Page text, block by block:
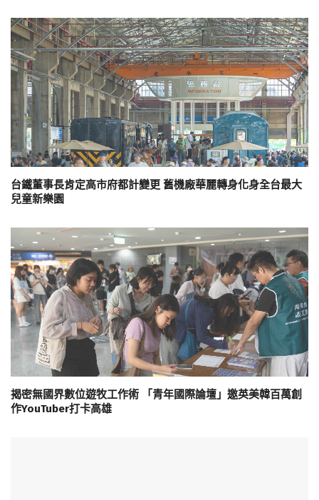
台鐵董事長肯定高市府都計變更 舊機廠華麗轉身化身全台最大
兒童新樂園
揭密無國界數位遊牧工作術 「青年國際論壇」邀英美韓百萬創
作YouTuber打卡高雄